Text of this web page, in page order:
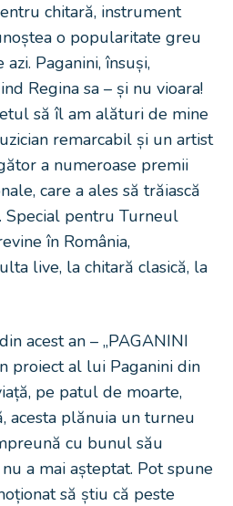
chitară, instrument
o popularitate greu
Paganini, însuși,
Regina sa – și nu vioara!
să îl am alături de mine
remarcabil și un artist
a numeroase premii
care a ales să trăiască
Special pentru Turneul
în România,
live, la chitară clasică, la
acest an – „PAGANINI
proiect al lui Paganini din
pe patul de moarte,
acesta plănuia un turneu
cu bunul său
a mai așteptat. Pot spune
să știu că peste